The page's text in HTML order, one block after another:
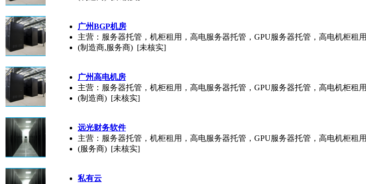
广州BGP机房
主营：服务器托管，机柜租用，高电服务器托管，GPU服务器托管，高电机柜租用
(制造商,服务商) [未核实]
广州高电机房
主营：服务器托管，机柜租用，高电服务器托管，GPU服务器托管，高电机柜租用
(制造商) [未核实]
远光财务软件
主营：服务器托管，机柜租用，高电服务器托管，GPU服务器托管，高电机柜租用
(服务商) [未核实]
私有云